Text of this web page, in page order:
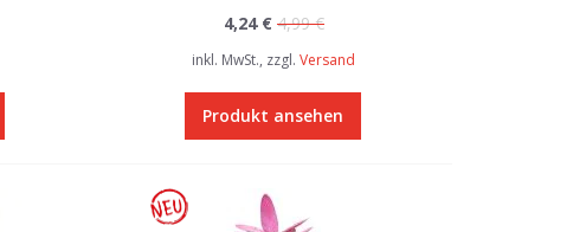
4,24 € 4,99 €
inkl. MwSt., zzgl.Versand
Produkt ansehen